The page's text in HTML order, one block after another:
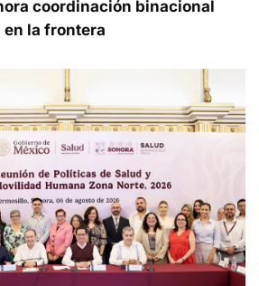
coordinación binacional
la frontera